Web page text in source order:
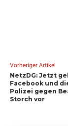
Vorheriger Artikel
NetzDG: Jetzt
Facebook und
Polizei gegen
Storch vor